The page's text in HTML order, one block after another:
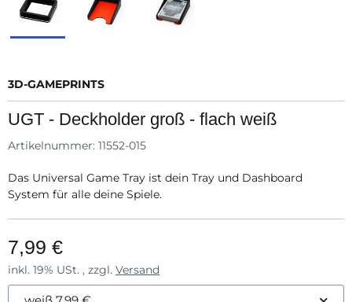
3D-GAMEPRINTS
UGT - Deckholder groß - flach weiß
Artikelnummer: 11552-015
Das Universal Game Tray ist dein Tray und Dashboard
System für alle deine Spiele.
7,99 €
inkl. 19% USt. , zzgl. Versand